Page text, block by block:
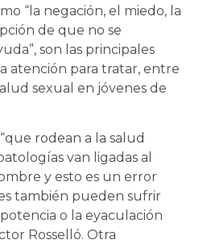
“la negación, el miedo, la
de que no se
son las principales
atención para tratar, entre
sexual en jóvenes de
rodean a la salud
van ligadas al
y esto es un error
también pueden sufrir
o la eyaculación
Rosselló. Otra